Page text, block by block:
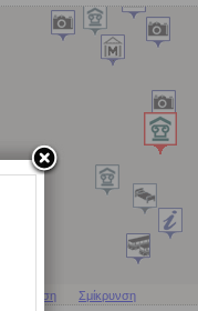
Μεγέθυνση Σμίκρυνση